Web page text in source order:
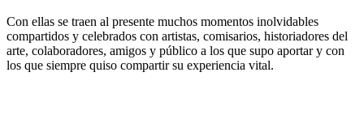
Con ellas se traen al presente muchos momentos inolvidables
compartidos y celebrados con artistas, comisarios, historiadores del
arte, colaboradores, amigos y público a los que supo aportar y con
los que siempre quiso compartir su experiencia vital.